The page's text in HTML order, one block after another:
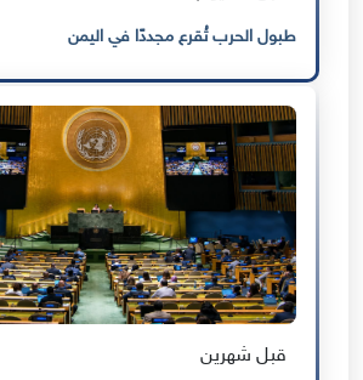
طبول الحرب تُقرع مجددًا في اليمن
قبل شهرين